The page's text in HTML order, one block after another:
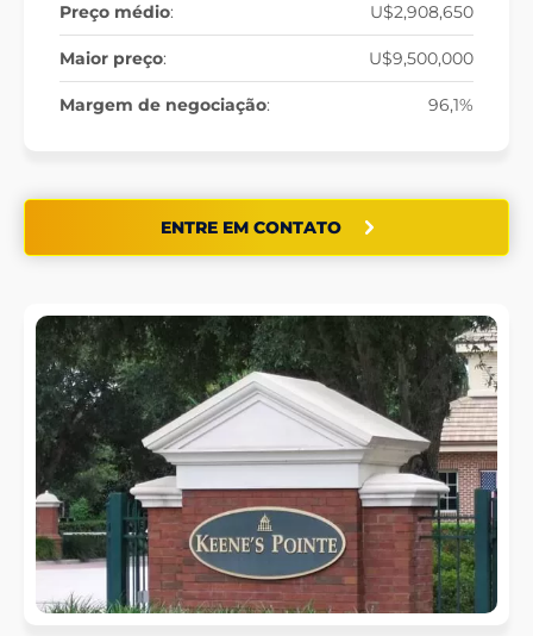
Preço médio: U$2,908,650
Maior preço: U$9,500,000
Margem de negociação: 96,1%
ENTRE EM CONTATO